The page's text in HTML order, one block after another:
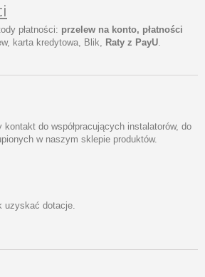
płatności: przelew na konto, płatności
karta kredytowa, Blik, Raty z PayU.
kontakt do współpracujących instalatorów, do
w naszym sklepie produktów.
uzyskać dotacje.